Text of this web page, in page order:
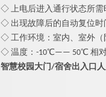
◇ 上电后进入通行状态所需
◇ 出现故障后的自动复位时
◇ 工作环境：室内、室外（
◇ 温度：-10℃—— 50℃ 相对
智慧校园大门/宿舍出入口